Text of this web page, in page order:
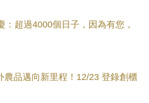
：超過4000個日子，因為有您，
農品邁向新里程！12/23 登錄創櫃